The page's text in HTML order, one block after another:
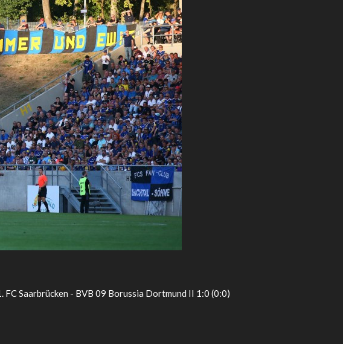
Saarbrücken - BVB 09 Borussia Dortmund II 1:0 (0:0)